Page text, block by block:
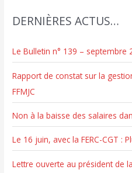
r
h
e
r
:
DERNIÈRES ACTUS…
Le Bulletin n° 139 – septembre
Rapport de constat sur la
FFMJC
Non à la baisse des salaires
Le 16 juin, avec la FERC-CGT :
Lettre ouverte au président de